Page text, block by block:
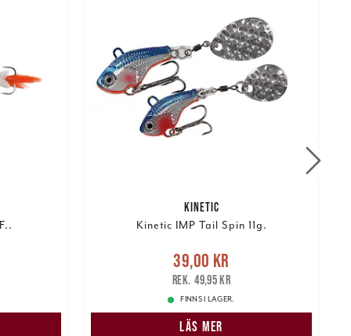
KINETIC
Kinetic IMP Tail Spin 11g.
Nuvarande pris :39,00 kr
pris:49,95 kr
39,00 kr
49,95 kr
FINNS I LAGER.
LÄS MER